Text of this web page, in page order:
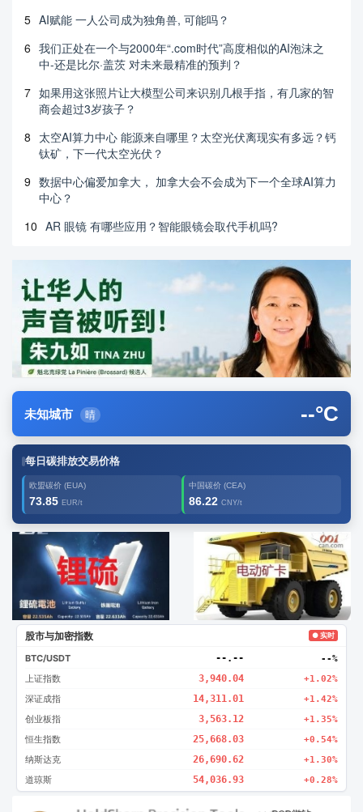
5 AI赋能 一人公司成为独角兽, 可能吗？
6 我们正处在一个与2000年“.com时代”高度相似的AI泡沫之
中-还是比尔·盖茨 对未来最精准的预判？
7 如果用这张照片让大模型公司来识别几根手指，有几家的智
商会超过3岁孩子？
8 太空AI算力中心 能源来自哪里？太空光伏离现实有多远？钙
钛矿，下一代太空光伏？
9 数据中心偏爱加拿大， 加拿大会不会成为下一个全球AI算力
中心？
10 AR 眼镜 有哪些应用？智能眼镜会取代手机吗?
未知城市 晴 --°C
每日碳排放交易价格
欧盟碳价 (EUA)
73.85 EUR/t
中国碳价 (CEA)
86.22 CNY/t
广告2 创新
股市与加密指数 ● 实时
BTC/USDT --.-- --%
上证指数 3,940.04 +1.02%
深证成指 14,311.01 +1.42%
创业板指 3,563.12 +1.35%
恒生指数 25,668.03 +0.54%
纳斯达克 26,690.62 +1.30%
道琼斯 54,036.93 +0.28%